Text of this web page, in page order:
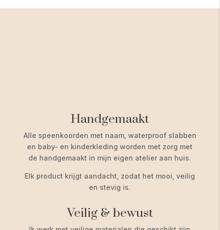
Handgemaakt
Alle speenkoorden met naam, waterproof slabben
en baby- en kinderkleding worden met zorg met
de handgemaakt in mijn eigen atelier aan huis.
Elk product krijgt aandacht, zodat het mooi, veilig
en stevig is.
Veilig & bewust